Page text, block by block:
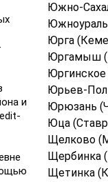
Южно-
Юрга
Юргамыш
Юрьев-
Юрюзань
Юца
Щелково
Щербинка
Щетинка
и